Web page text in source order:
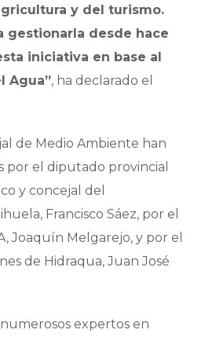
y del turismo.
gestionarla desde hace
iniciativa en base al
Agua”, ha declarado el
de Medio Ambiente han
por el diputado provincial
y concejal del
Francisco Sáez, por el
Joaquín Melgarejo, y por el
de Hidraqua, Juan José
expertos en